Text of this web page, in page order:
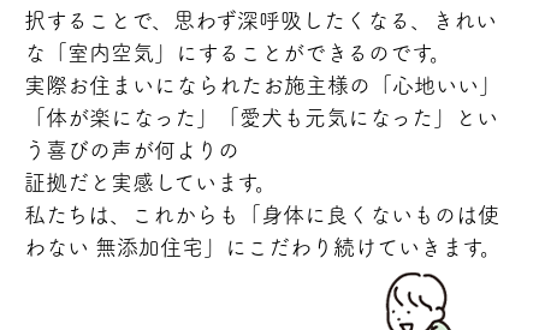
択することで、思わず深呼吸したくなる、きれい
な「室内空気」にすることができるのです。
実際お住まいになられたお施主様の「心地いい」
「体が楽になった」「愛犬も元気になった」とい
う喜びの声が何よりの
証拠だと実感しています。
私たちは、これからも「身体に良くないものは使
わない 無添加住宅」にこだわり続けていきます。